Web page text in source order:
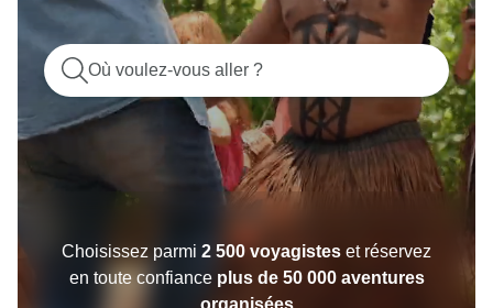
Où voulez-vous aller ?
Choisissez parmi 2 500 voyagistes et réservez
en toute confiance plus de 50 000 aventures
organisées